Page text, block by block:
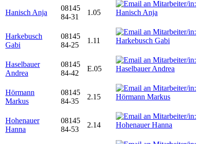
Hanisch Anja
08145
84-31
1.05
Harkebusch
Gabi
08145
84-25
1.11
Haselbauer
Andrea
08145
84-42
E.05
Hörmann
Markus
08145
84-35
2.15
Hohenauer
Hanna
08145
84-53
2.14